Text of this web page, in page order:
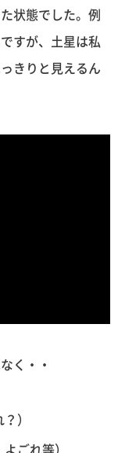
状態でした。例
すが、土星は私
きりと見えるん
く・・
）
ごれ等）